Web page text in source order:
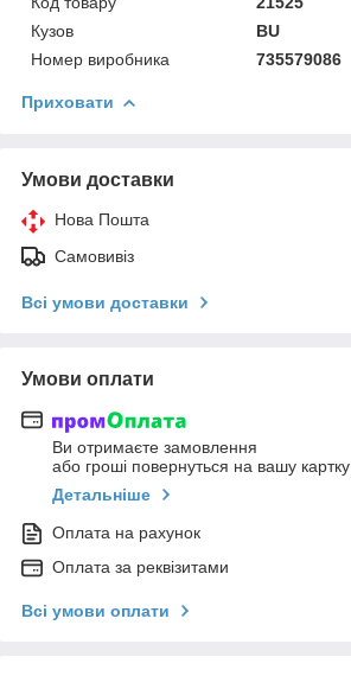
Кузов
BU
Номер виробника
735579086
Приховати
Умови доставки
Нова Пошта
Самовивіз
Всі умови доставки
Умови оплати
Ви отримаєте замовлення
або гроші повернуться на вашу картку
Детальніше
Оплата на рахунок
Оплата за реквізитами
Всі умови оплати